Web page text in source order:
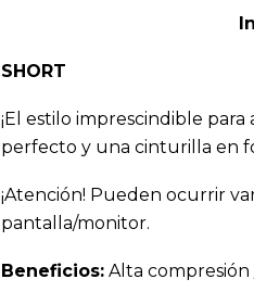
SHORT
¡El estilo imprescindible
perfecto y una cinturilla en
¡Atención! Pueden ocurrir
pantalla/monitor.
Beneficios: Alta compresión